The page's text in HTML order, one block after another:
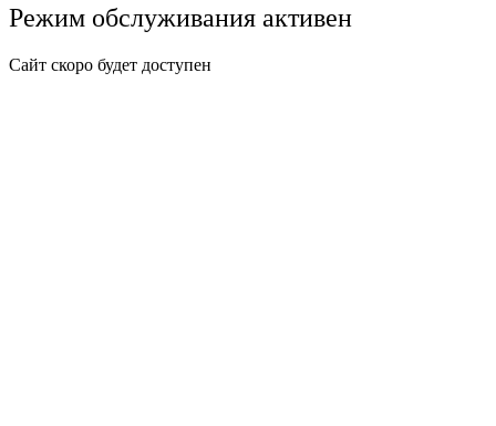
Режим обслуживания активен
Сайт скоро будет доступен